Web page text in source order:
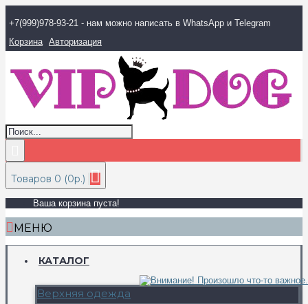
+7(999)978-93-21 - нам можно написать в WhatsApp и Telegram
Корзина Авторизация
Товаров 0 (0р.)
Ваша корзина пуста!
МЕНЮ
КАТАЛОГ
Верхняя одежда